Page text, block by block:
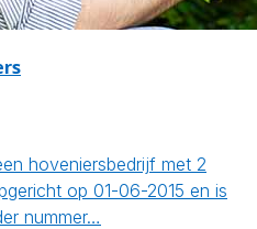
hoveniersbedrijf met 2
op 01-06-2015 en is
nummer…